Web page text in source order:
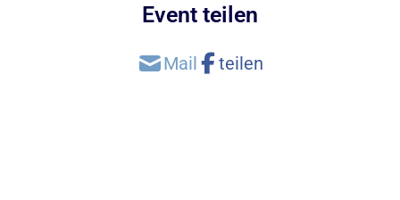
Event teilen